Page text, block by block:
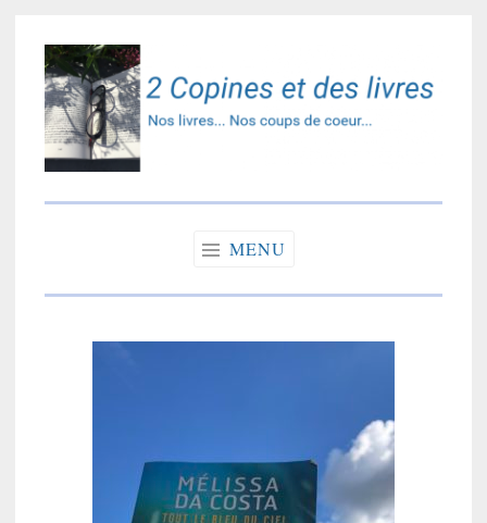
Accéder
au
contenu
principal
2 copines et des
Nos livres… Nos coups de coeur…
MENU